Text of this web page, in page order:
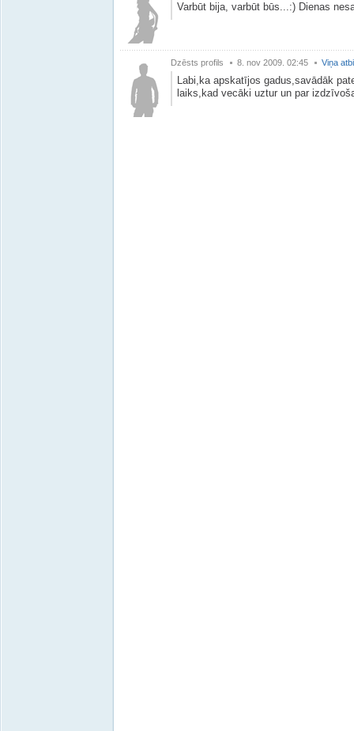
Varbūt bija, varbūt būs...:) Dienas
Dzēsts profils 8. nov 2009. 02:45 Viņa
Labi,ka apskatījos gadus,savādāk
laiks,kad vecāki uztur un par